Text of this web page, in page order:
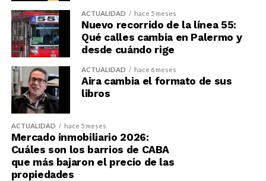
ACTUALIDAD hace 5 meses
Nuevo recorrido de la línea 55:
Qué calles cambia en Palermo y
desde cuándo rige
ACTUALIDAD hace 6 meses
Aira cambia el formato de sus
libros
ACTUALIDAD hace 5 meses
Mercado inmobiliario 2026:
Cuáles son los barrios de CABA
que más bajaron el precio de las
propiedades